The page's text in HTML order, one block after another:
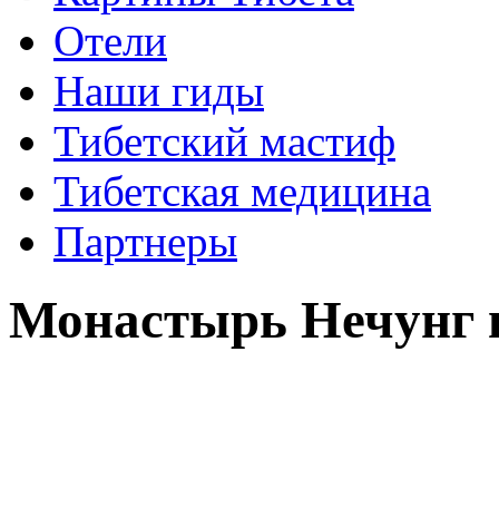
Отели
Наши гиды
Тибетский мастиф
Тибетская медицина
Партнеры
Монастырь Нечунг